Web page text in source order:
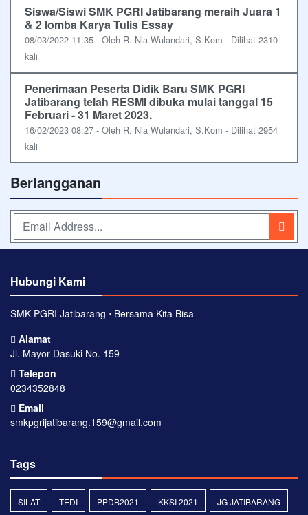
Siswa/Siswi SMK PGRI Jatibarang meraih Juara 1
& 2 lomba Karya Tulis Essay
08/03/2022 11:35 - Oleh R. Nia Wulandari, S.Kom - Dilihat 2310
kali
Penerimaan Peserta Didik Baru SMK PGRI
Jatibarang telah RESMI dibuka mulai tanggal 15
Februari - 31 Maret 2023.
16/02/2023 08:27 - Oleh R. Nia Wulandari, S.Kom - Dilihat 2954
kali
Berlangganan
Hubungi Kami
SMK PGRI Jatibarang ⋅ Bersama Kita Bisa
Alamat
Jl. Mayor Dasuki No. 159
Telepon
0234352848
Email
smkpgrijatibarang.159@gmail.com
Tags
SILAT TEDI PPDB2021 KKSI 2021 JG JATIBARANG